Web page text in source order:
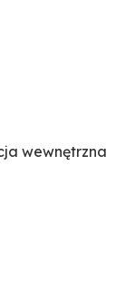
wewnętrzna